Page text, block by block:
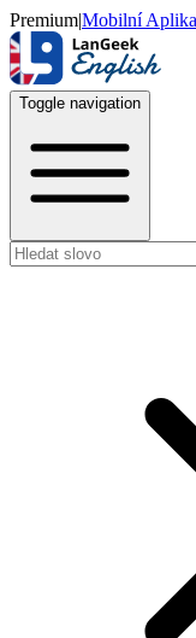
Premium|Mobilní
Toggle navigation